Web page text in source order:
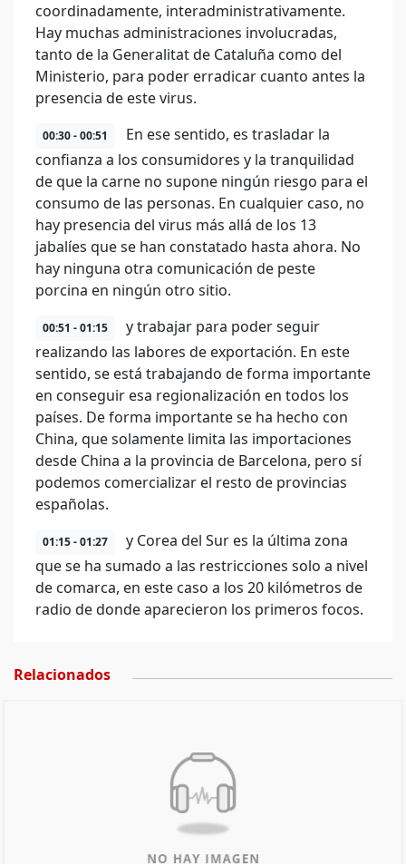
coordinadamente, interadministrativamente.
Hay muchas administraciones involucradas,
tanto de la Generalitat de Cataluña como del
Ministerio, para poder erradicar cuanto antes la
presencia de este virus.
00:30 - 00:51
En ese sentido, es trasladar la
confianza a los consumidores y la tranquilidad
de que la carne no supone ningún riesgo para el
consumo de las personas. En cualquier caso, no
hay presencia del virus más allá de los 13
jabalíes que se han constatado hasta ahora. No
hay ninguna otra comunicación de peste
porcina en ningún otro sitio.
00:51 - 01:15
y trabajar para poder seguir
realizando las labores de exportación. En este
sentido, se está trabajando de forma importante
en conseguir esa regionalización en todos los
países. De forma importante se ha hecho con
China, que solamente limita las importaciones
desde China a la provincia de Barcelona, pero sí
podemos comercializar el resto de provincias
españolas.
01:15 - 01:27
y Corea del Sur es la última zona
que se ha sumado a las restricciones solo a nivel
de comarca, en este caso a los 20 kilómetros de
radio de donde aparecieron los primeros focos.
Relacionados